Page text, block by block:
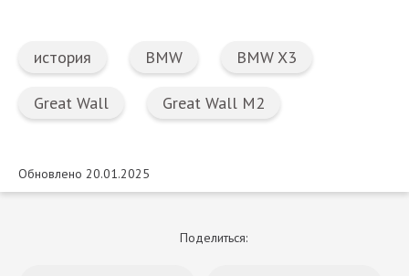
история BMW BMW X3
Great Wall Great Wall M2
Обновлено 20.01.2025
Поделиться: